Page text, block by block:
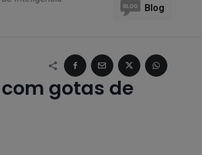
Blog
gotas de